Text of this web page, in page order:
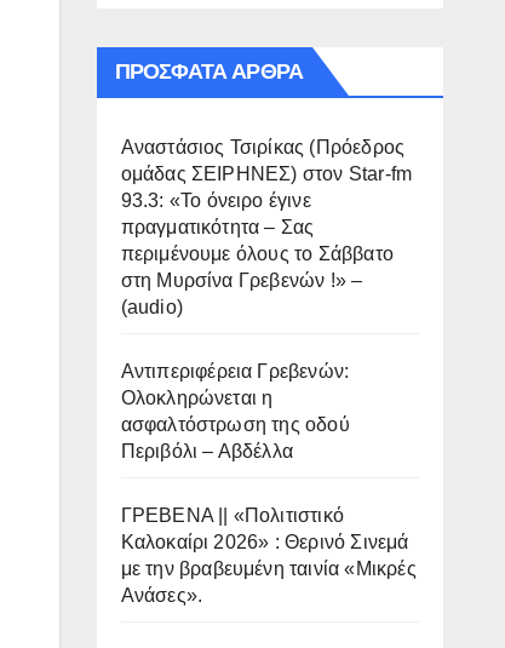
ΠΡΌΣΦΑΤΑ ΆΡΘΡΑ
Αναστάσιος Τσιρίκας (Πρόεδρος
ομάδας ΣΕΙΡΗΝΕΣ) στον Star-fm
93.3: «Το όνειρο έγινε
πραγματικότητα – Σας
περιμένουμε όλους το Σάββατο
στη Μυρσίνα Γρεβενών !» –
(audio)
Αντιπεριφέρεια Γρεβενών:
Ολοκληρώνεται η
ασφαλτόστρωση της οδού
Περιβόλι – Αβδέλλα
ΓΡΕΒΕΝΑ || «Πολιτιστικό
Καλοκαίρι 2026» : Θερινό Σινεμά
με την βραβευμένη ταινία «Μικρές
Ανάσες».